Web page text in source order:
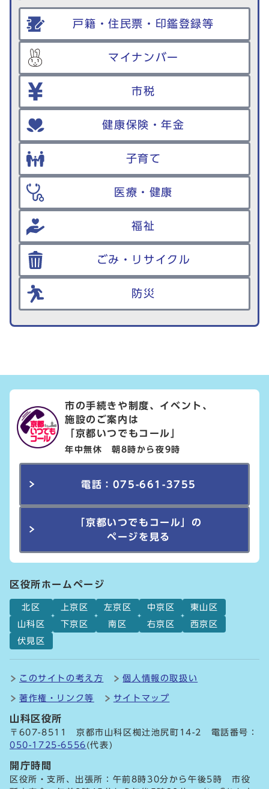
戸籍・住民票・印鑑登録等
マイナンバー
市税
健康保険・年金
子育て
医療・健康
福祉
ごみ・リサイクル
防災
市の手続きや制度、イベント、
施設のご案内は
「京都いつでもコール」
年中無休 朝8時から夜9時
電話：075-661-3755
「京都いつでもコール」の
ページを見る
区役所ホームページ
北区 上京区 左京区 中京区
東山区
山科区
下京区 南区 右京区
西京区
伏見区
このサイトの考え方 個人情報の取扱い
著作権・リンク等 サイトマップ
山科区役所
〒607-8511 京都市山科区椥辻池尻町14-2 電話番号：
050-1725-6556 (代表)
開庁時間
区役所・支所、出張所：午前8時30分から午後5時 市役